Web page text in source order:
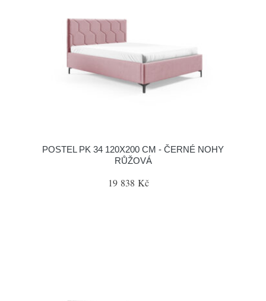
POSTEL PK 34 120X200 CM - ČERNÉ NOHY
RŮŽOVÁ
19 838 Kč